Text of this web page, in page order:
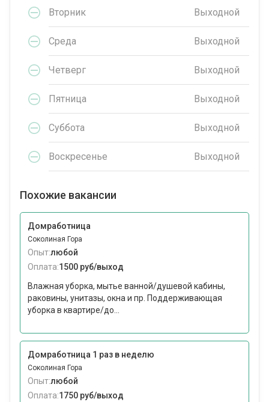
Вторник Выходной
Среда Выходной
Четверг Выходной
Пятница Выходной
Суббота Выходной
Воскресенье Выходной
Похожие вакансии
Домработница
Соколиная Гора
Опыт:любой
Оплата:1500 руб/выход
Влажная уборка, мытье ванной/душевой кабины,
раковины, унитазы, окна и пр. Поддерживающая
уборка в квартире/до...
Домработница 1 раз в неделю
Соколиная Гора
Опыт:любой
Оплата:1750 руб/выход